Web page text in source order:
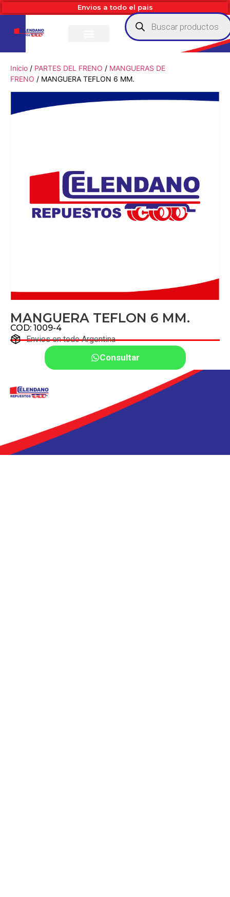
Envios a todo el pais
Inicio / PARTES DEL FRENO / MANGUERAS DE
FRENO / MANGUERA TEFLON 6 MM.
MANGUERA TEFLON 6 MM.
COD: 1009-4
Envios en todo Argentina
Consultar